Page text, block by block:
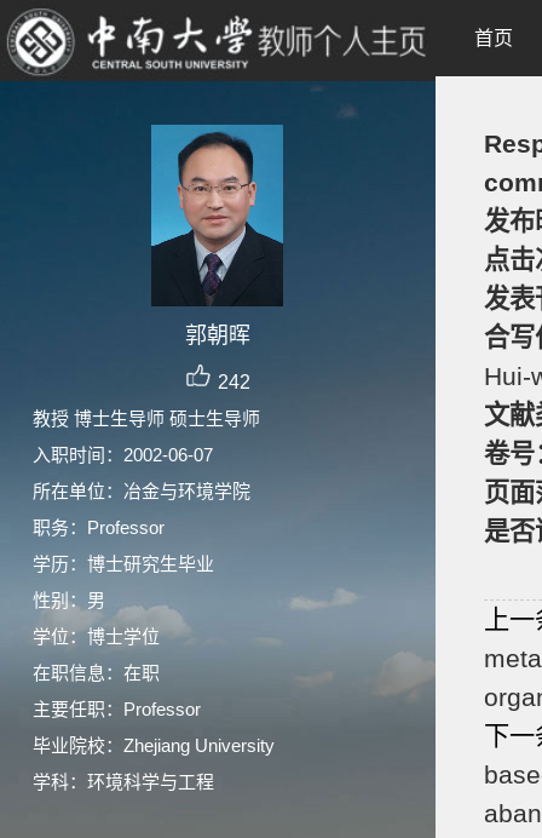
郭朝晖
242
教授 博士生导师 硕士生导师
入职时间：2002-06-07
所在单位：冶金与环境学院
职务：Professor
学历：博士研究生毕业
性别：男
学位：博士学位
在职信息：在职
主要任职：Professor
毕业院校：Zhejiang University
学科：环境科学与工程
首页
发布
点
发表
合写
Hui-
文献
卷号
页
是否
上
下一